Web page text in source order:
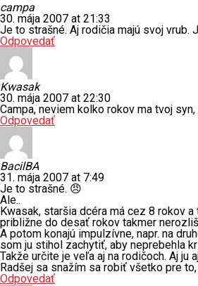
campa
30. mája 2007 at 21:33
Je to strašné. Aj rodičia majú svoj vrub.
Odpovedať
Kwasak
30. mája 2007 at 22:30
Campa, neviem kolko rokov ma tvoj
Odpovedať
BacilBA
31. mája 2007 at 7:49
Je to strašné. 😠
Ale..
Kwasak, staršia dcéra má cez 8 rokov
približne do desať rokov takmer
A potom konajú impulzívne, napr. na
som ju stihol zachytiť, aby neprebehla
Takže určite je veľa aj na rodičoch. Aj
Radšej sa snažím sa robiť všetko pre
Odpovedať